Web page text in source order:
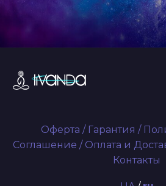
Оферта / Гарантия /
Соглашение / Оплата и
Контакты